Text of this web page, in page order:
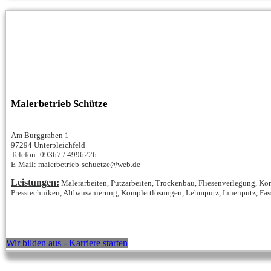
Malerbetrieb Schütze
Am Burggraben 1
97294 Unterpleichfeld
Telefon: 09367 / 4996226
E-Mail: malerbetrieb-schuetze@web.de
Leistungen: Malerarbeiten, Putzarbeiten, Trockenbau, Fliesenverlegung,
Presstechniken, Altbausanierung, Komplettlösungen, Lehmputz, Innenputz,
Wir bilden aus - Karriere starten